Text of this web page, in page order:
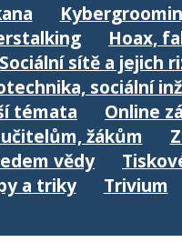
Hoax,
Sociální sítě a jejich
sociální
témata
Online
žákům
vědy
a triky
Trivium